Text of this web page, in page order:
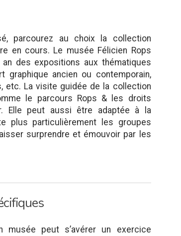
parcourez au choix la collection
en cours. Le musée Félicien Rops
des expositions aux thématiques
graphique ancien ou contemporain,
etc. La visite guidée de la collection
le parcours Rops & les droits
Elle peut aussi être adaptée à la
plus particulièrement les groupes
surprendre et émouvoir par les
musée peut s’avérer un exercice